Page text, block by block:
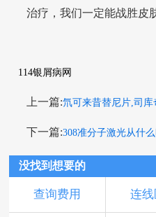
治疗，我们一定能战胜皮
114银屑病网
上一篇:氘可来昔替尼片,司库
下一篇:308准分子激光从什
没找到想要的
查询费用 连线